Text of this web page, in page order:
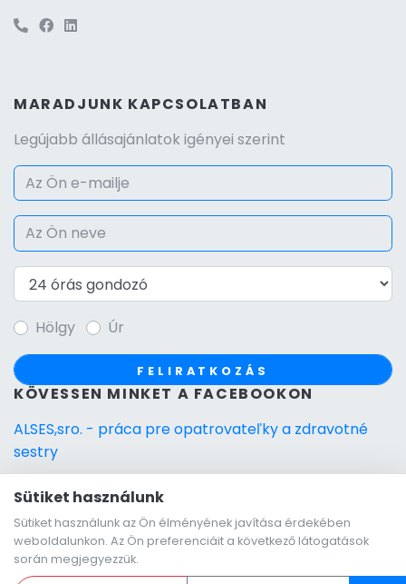
MARADJUNK KAPCSOLATBAN
Legújabb állásajánlatok igényei szerint
Hölgy Úr
FELIRATKOZÁS
KÖVESSEN MINKET A FACEBOOKON
ALSES,sro. - práca pre opatrovateľky a zdravotné
sestry
Sütiket használunk
Sütiket használunk az Ön élményének javítása érdekében
weboldalunkon. Az Ön preferenciáit a következő látogatások
során megjegyezzük.